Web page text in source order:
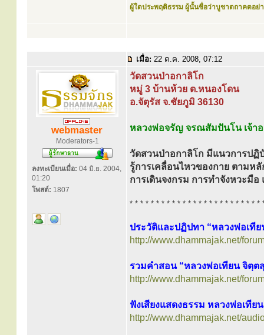
ผู้ใดประพฤติธรรม ผู้นั้นชื่อว่าบูชาตถาคตอย่า
เมื่อ: 22 ต.ค. 2008, 07:12
webmaster
Moderators-1
ลงทะเบียนเมื่อ: 04 มิ.ย. 2004,
01:20
โพสต์: 1807
วัดสวนป่าอกาลิโก
หมู่ 3 บ้านห้วย ต.หนองโดน
อ.จัตุรัส จ.ชัยภูมิ 36130
หลวงพ่อจรัญ จรณสัมปันโน เจ้า
วัดสวนป่าอกาลิโก มีแนวการปฏิ
รู้การเคลื่อนไหวของกาย ตามห
การเดินจงกรม การทำจังหวะมื
* * * * * * * * * * * * * * * * * * * * * * * * *
ประวัติและปฏิปทา “หลวงพ่อเที
http://www.dhammajak.net/
รวมคำสอน “หลวงพ่อเทียน จิตฺต
http://www.dhammajak.net/
ฟังเสียงแสดงธรรม หลวงพ่อเทีย
http://www.dhammajak.net/